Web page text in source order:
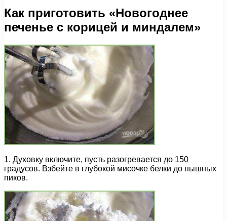
Как приготовить «Новогоднее
печенье с корицей и миндалем»
1. Духовку включите, пусть разогревается до 150
градусов. Взбейте в глубокой мисочке белки до пышных
пиков.